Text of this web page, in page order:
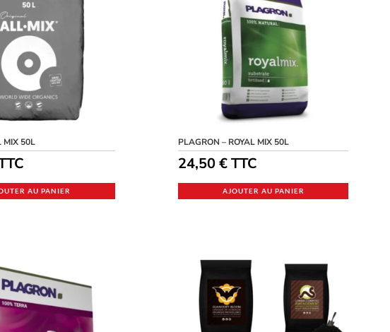
MIX 50L
AU PANIER
PLAGRON – ROYAL MIX 50L
24,50€TTC
AJOUTER AU PANIER